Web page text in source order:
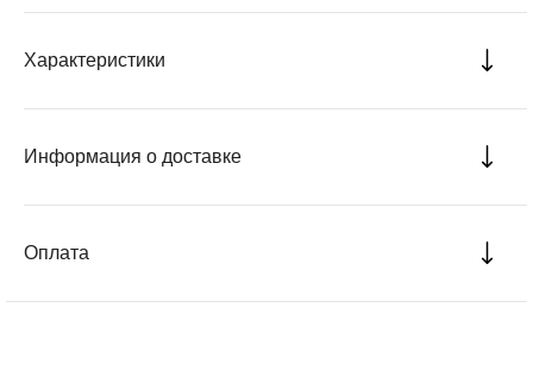
Характеристики
Информация о доставке
Оплата